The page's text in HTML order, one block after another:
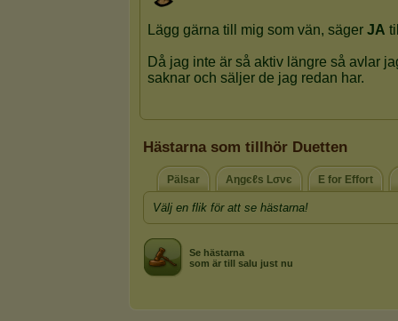
Hästarna som tillhör Duetten
Pälsar Aηgєℓѕ Lσνє E for Effort
Välj en flik för att se hästarna!
Se hästarna
som är till salu just nu